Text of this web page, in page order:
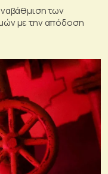
των
με την απόδοση